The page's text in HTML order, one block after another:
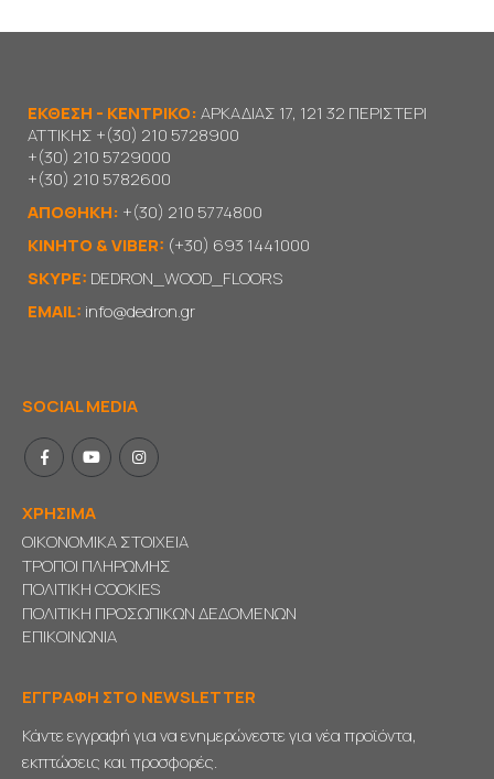
ΕΚΘΕΣΗ - ΚΕΝΤΡΙΚΟ:ΑΡΚΑΔΙΑΣ 17, 121 32 ΠΕΡΙΣΤΕΡΙ
ΑΤΤΙΚΗΣ +(30) 210 5728900
+(30) 210 5729000
+(30) 210 5782600
ΑΠΟΘΗΚΗ: +(30) 210 5774800
KΙΝΗΤΟ & VIBER: (+30) 693 1441000
SKYPE: DEDRON_WOOD_FLOORS
EMAIL: info@dedron.gr
SOCIAL MEDIA
ΧΡΗΣΙΜΑ
ΟΙΚΟΝΟΜΙΚΑ ΣΤΟΙΧΕΙΑ
ΤΡΟΠΟΙ ΠΛΗΡΩΜΗΣ
ΠΟΛΙΤΙΚΗ COOKIES
ΠΟΛΙΤΙΚΗ ΠΡΟΣΩΠΙΚΩΝ ΔΕΔΟΜΕΝΩΝ
ΕΠΙΚΟΙΝΩΝΙΑ
ΕΓΓΡΑΦΗ ΣΤΟ NEWSLETTER
Κάντε εγγραφή για να ενημερώνεστε για νέα προϊόντα,
εκπτώσεις και προσφορές.